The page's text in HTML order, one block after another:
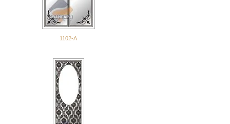
1102-А